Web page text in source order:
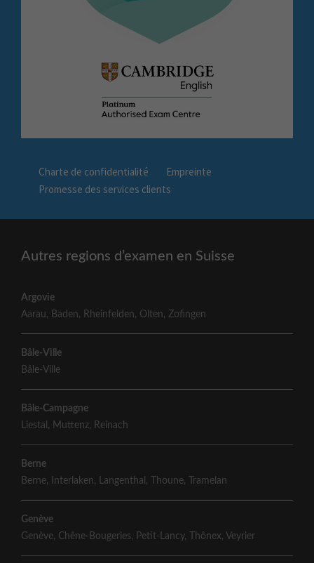
Charte de confidentialité
Empreinte
Promesse des services clients
Autres regions d’examen en Suisse
Argovie
Aarau, Baden, Rheinfelden, Olten,Zofingen
Bâle-Ville
Bâle-Ville
Bâle-Campagne
Liestal , Muttenz, Reinach
Berne
Berne, Interlaken, Langenthal , Thoune, Tramelan
Genève
Genève, Chêne-Bougeries, Petit-Lancy, Thônex, Veyrier